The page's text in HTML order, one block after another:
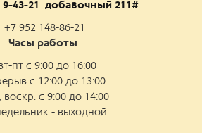
9-43-21 добавочный 211#
+7 952 148-86-21
Часы работы
пт с 9:00 до 16:00
с 12:00 до 13:00
воскр. с 9:00 до 14:00
- выходной